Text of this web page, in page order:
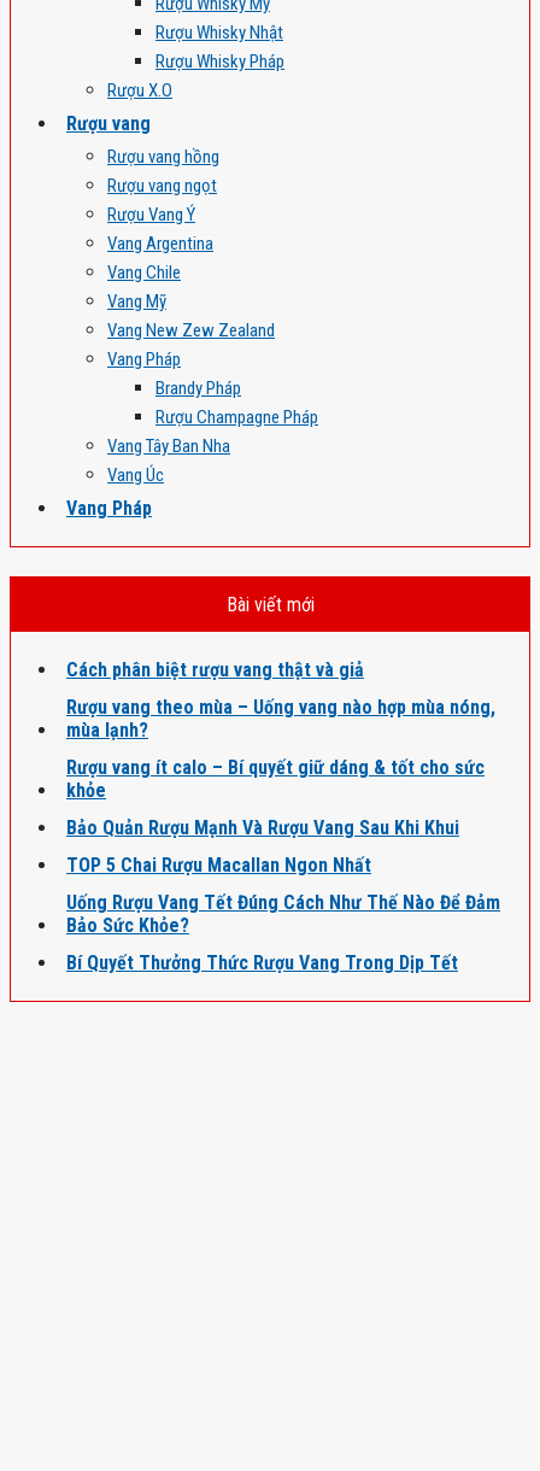
Rượu Whisky Nhật
Rượu Whisky Pháp
Rượu X.O
Rượu vang
Rượu vang hồng
Rượu vang ngọt
Rượu Vang Ý
Vang Argentina
Vang Chile
Vang Mỹ
Vang New Zew Zealand
Vang Pháp
Brandy Pháp
Rượu Champagne Pháp
Vang Tây Ban Nha
Vang Úc
Vang Pháp
Bài viết mới
Cách phân biệt rượu vang thật và giả
Rượu vang theo mùa – Uống vang nào hợp mùa nóng,
mùa lạnh?
Rượu vang ít calo – Bí quyết giữ dáng & tốt cho sức
khỏe
Bảo Quản Rượu Mạnh Và Rượu Vang Sau Khi Khui
TOP 5 Chai Rượu Macallan Ngon Nhất
Uống Rượu Vang Tết Đúng Cách Như Thế Nào Để Đảm
Bảo Sức Khỏe?
Bí Quyết Thưởng Thức Rượu Vang Trong Dịp Tết